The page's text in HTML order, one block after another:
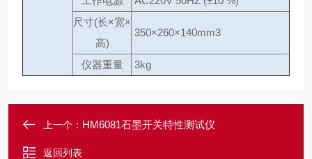
尺寸(长×宽×
高)
350×260×140mm3
仪器重量 3kg
上一个： HM6081石墨开关特性测试仪
返回列表